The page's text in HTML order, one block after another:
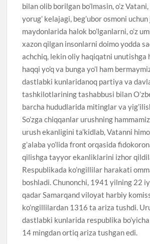
bilan olib borilgan bo’lmasin, o’z
yorug’ kelajagi, beg’ubor osmoni
maydonlarida halok bo’lganlarni, o’z
xazon qilgan insonlarni doimo yodda
achchiq, lekin oliy haqiqatni unutishga
haqqi yo’q va bunga yo’l ham
dastlabki kunlaridanoq partiya va
tashkilotlarining tashabbusi bilan
barcha hududlarida mitinglar va
So’zga chiqqanlar urushning
urush ekanligini ta’kidlab, Vatanni
g’alaba yo’lida front orqasida
qilishga tayyor ekanliklarini izhor
Respublikada ko’ngillilar harakati
boshladi. Chunonchi, 1941 yilning 22
qadar Samarqand viloyat harbiy
ko’ngillilardan 1316 ta ariza tushdi.
dastlabki kunlarida respublika bo’yicha
14 mingdan ortiq ariza tushgan edi.